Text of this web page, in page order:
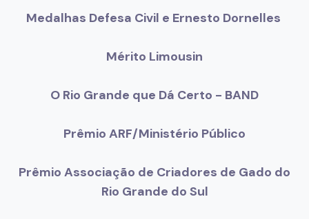
Medalhas Defesa Civil e Ernesto Dornelles
Mérito Limousin
O Rio Grande que Dá Certo - BAND
Prêmio ARF/Ministério Público
Prêmio Associação de Criadores de Gado do
Rio Grande do Sul